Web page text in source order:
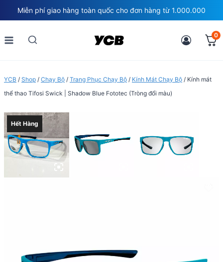
to
content
Miễn phí giao hàng toàn quốc cho đơn hàng từ 1.000.000
0
YCB / Shop / Chạy Bộ / Trang Phục Chạy Bộ / Kính Mát Chạy Bộ / Kính mát
thể thao Tifosi Swick | Shadow Blue Fototec (Tròng đổi màu)
Hết Hàng